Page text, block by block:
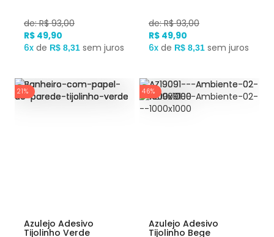
de: R$ 93,00
R$ 49,90
6x de R$ 8,31 sem juros
de: R$ 93,00
R$ 49,90
6x de R$ 8,31 sem juros
21%
Azulejo Adesivo
Tijolinho Verde
46%
Azulejo Adesivo
Tijolinho Bege